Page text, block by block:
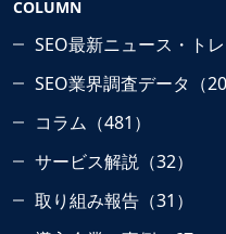
COLUMN
SEO最新ニュース・ト
SEO業界調査データ（
コラム（481）
サービス解説（32）
取り組み報告（31）